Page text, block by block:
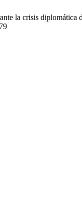
la crisis